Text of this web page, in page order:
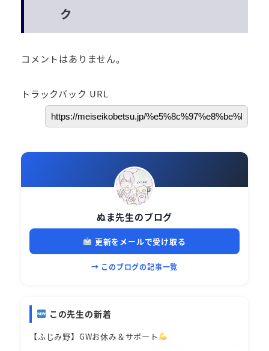
ク
コメントはありません。
トラックバック URL
ぬま先生のブログ
更新をメールで受け取る
→ このブログの記事一覧
この先生の新着
【ふじみ野】GWお休み＆サポート